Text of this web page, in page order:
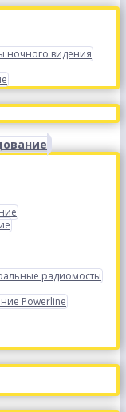
ночного видения
радиомосты
Powerline